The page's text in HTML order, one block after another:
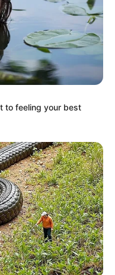
to feeling your best